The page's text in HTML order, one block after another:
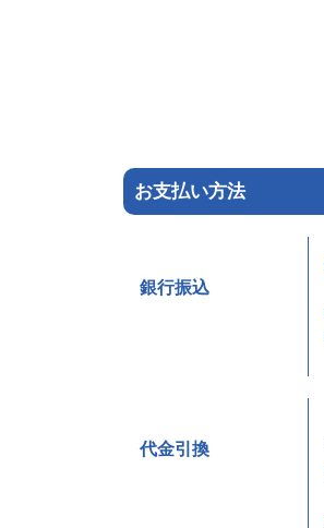
お支払い方法
銀行振込
代金引換